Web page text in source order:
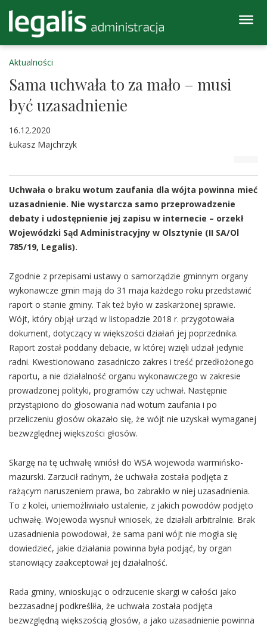
Aktualności
Sama uchwała to za mało – musi
być uzasadnienie
16.12.2020
Łukasz Majchrzyk
Uchwała o braku wotum zaufania dla wójta powinna mieć
uzasadnienie. Nie wystarcza samo przeprowadzenie
debaty i udostępnienie jej zapisu w internecie – orzekł
Wojewódzki Sąd Administracyjny w Olsztynie (II SA/Ol
785/19, Legalis).
Zgodnie z przepisami ustawy o samorządzie gminnym organy
wykonawcze gmin mają do 31 maja każdego roku przedstawić
raport o stanie gminy. Tak też było w zaskarżonej sprawie.
Wójt, który objął urząd w listopadzie 2018 r. przygotowała
dokument, dotyczący w większości działań jej poprzednika.
Raport został poddany debacie, w której wzięli udział jedynie
radni. Kwestionowano zasadniczo zakres i treść przedłożonego
raportu, a nie działalność organu wykonawczego w zakresie
prowadzonej polityki, programów czy uchwał. Następnie
przystąpiono do głosowania nad wotum zaufania i po
przeliczeniu głosów okazało się, że wójt nie uzyskał wymaganej
bezwzględnej większości głosów.
Skargę na tę uchwałę wniósł do WSA wojewoda warmińsko-
mazurski. Zarzucił radnym, że uchwała została podjęta z
rażącym naruszeniem prawa, bo zabrakło w niej uzasadnienia.
To z kolei, uniemożliwiało ustalenie, z jakich powodów podjęto
uchwałę. Wojewoda wysnuł wniosek, że działali arbitralnie. Brak
uzasadnienia powodował, że sama pani wójt nie mogła się
dowiedzieć, jakie działania powinna była podjąć, by organ
stanowiący zaakceptował jej działalność.
Rada gminy, wnioskując o odrzucenie skargi w całości jako
bezzasadnej podkreśliła, że uchwała została podjęta
bezwzględną większością głosów, a jako uzasadnienie powinna